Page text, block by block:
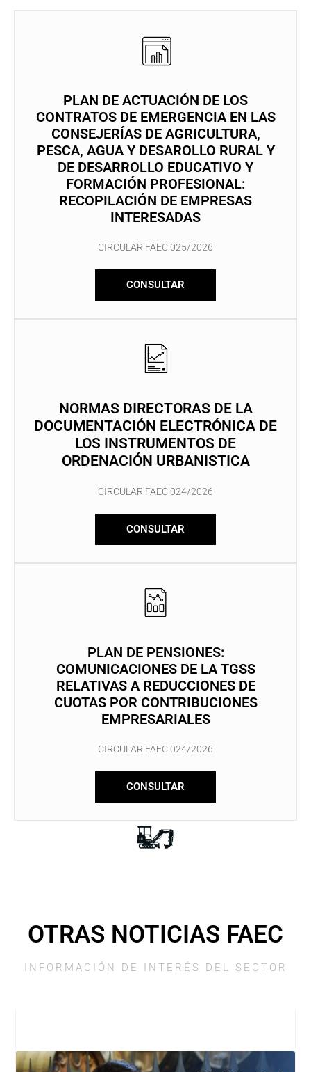
PLAN DE ACTUACIÓN DE LOS
CONTRATOS DE EMERGENCIA EN LAS
CONSEJERÍAS DE AGRICULTURA,
PESCA, AGUA Y DESAROLLO RURAL Y
DE DESARROLLO EDUCATIVO Y
FORMACIÓN PROFESIONAL:
RECOPILACIÓN DE EMPRESAS
INTERESADAS
CIRCULAR FAEC 025/2026
CONSULTAR
NORMAS DIRECTORAS DE LA
DOCUMENTACIÓN ELECTRÓNICA DE
LOS INSTRUMENTOS DE
ORDENACIÓN URBANISTICA
CIRCULAR FAEC 024/2026
CONSULTAR
PLAN DE PENSIONES:
COMUNICACIONES DE LA TGSS
RELATIVAS A REDUCCIONES DE
CUOTAS POR CONTRIBUCIONES
EMPRESARIALES
CIRCULAR FAEC 024/2026
CONSULTAR
OTRAS NOTICIAS FAEC
INFORMACIÓN DE INTERÉS DEL SECTOR